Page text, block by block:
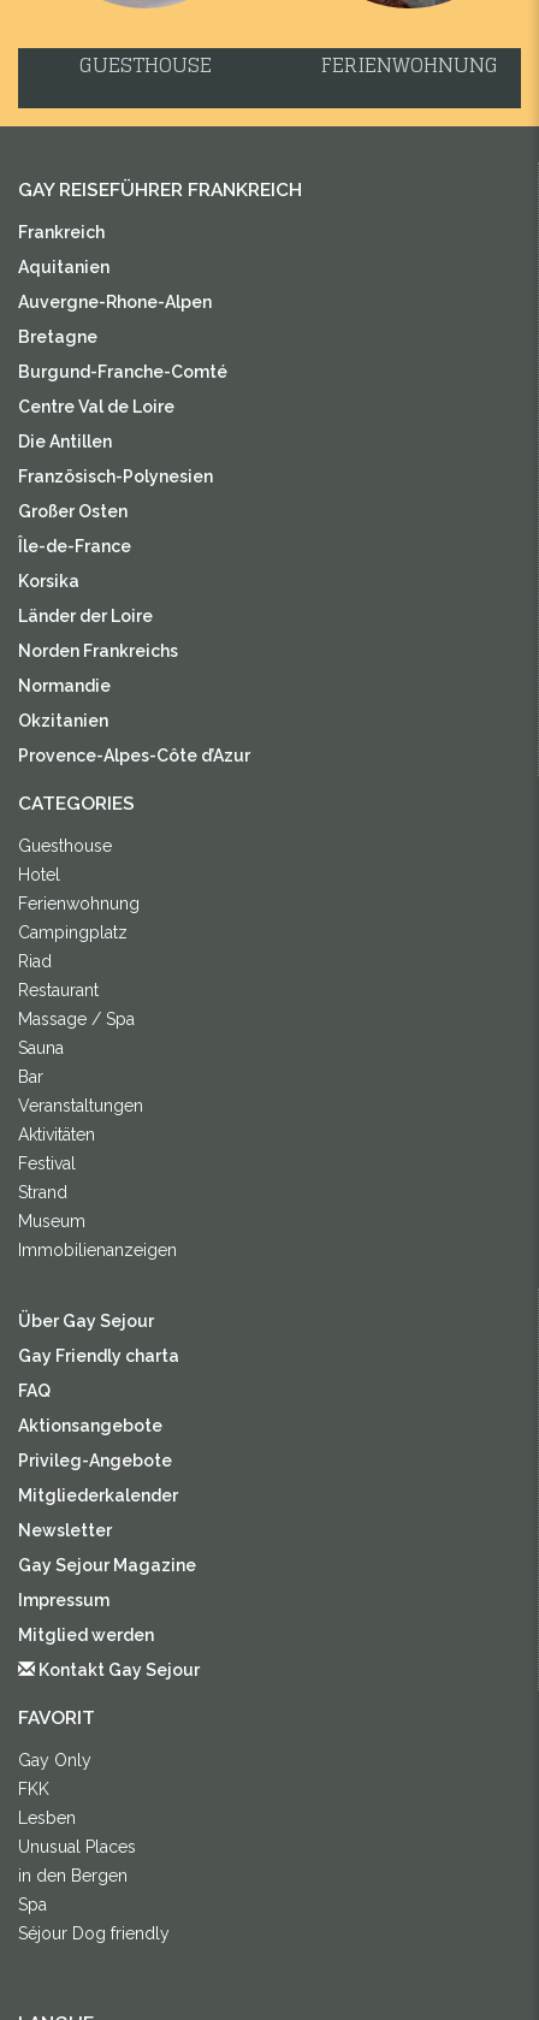
GUESTHOUSE FERIENWOHNUNG
GAY REISEFÜHRER FRANKREICH
Frankreich
Aquitanien
Auvergne-Rhone-Alpen
Bretagne
Burgund-Franche-Comté
Centre Val de Loire
Die Antillen
Französisch-Polynesien
Großer Osten
Île-de-France
Korsika
Länder der Loire
Norden Frankreichs
Normandie
Okzitanien
Provence-Alpes-Côte d’Azur
CATEGORIES
Guesthouse
Hotel
Ferienwohnung
Campingplatz
Riad
Restaurant
Massage / Spa
Sauna
Bar
Veranstaltungen
Aktivitäten
Festival
Strand
Museum
Immobilienanzeigen
Über Gay Sejour
Gay Friendly charta
FAQ
Aktionsangebote
Privileg-Angebote
Mitgliederkalender
Newsletter
Gay Sejour Magazine
Impressum
Mitglied werden
Kontakt Gay Sejour
FAVORIT
Gay Only
FKK
Lesben
Unusual Places
in den Bergen
Spa
Séjour Dog friendly